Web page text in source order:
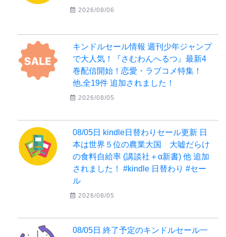
2026/08/06
キンドルセール情報 週刊少年ジャンプ
で大人気！『さむわんへるつ』最新4
巻配信開始！恋愛・ラブコメ特集！
他,全19件 追加されました！
2026/08/05
08/05日 kindle日替わりセール更新 日
本は世界５位の農業大国 大嘘だらけ
の食料自給率 (講談社＋α新書) 他 追加
されました！ #kindle 日替わり #セー
ル
2026/08/05
08/05日 終了予定のキンドルセール一